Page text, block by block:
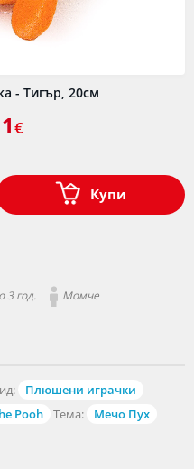
- Тигър, 20см
Плюшени играчки
Pooh Тема: Мечо Пух
3 год. Момче
€
Купи